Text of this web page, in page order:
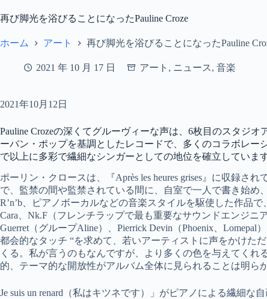
再び脚光を浴びることになったPauline Croze
ホーム アート 再び脚光を浴びることになったPauline
2021 年 10 月 17 日 アート , ニュース , 音楽
2021年10月12日
Pauline Crozeの深くてグルーヴィーな声は、6枚目のスタジオ
ーバン・ポップを基調としたレコードで、多くのコラボレー
で以上に多彩で繊細なシンガーとしての地位を確立しています
ポーリン・クロースは、『Après les heures grises』に収録さ
で、監禁の間や監禁されている間に、自室で一人で書き始め
R’n’b、ピアノボーカルなどの音楽スタイルを駆使した作品
Cara、Nk.F（フレンチラップで最も重要なサウンドエンジニ
Guerret（グループAline）、Pierrick Devin（Phoenix、
都会的なタッチ “を求めて、若いアーティストに声をかけた
くる。私が言うのもなんですが、より多くの色を与えてく
的、テーマ的な開放性がアルバム全体に見られることは明らか
Je suis un renard（私はキツネです）」がピアノによる繊細